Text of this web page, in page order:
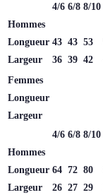
4/6 6/8 8/10
Hommes
Longueur 43 43 53
Largeur
36 39 42
Femmes
Longueur
Largeur
4/6 6/8 8/10
Hommes
Longueur 64 72 80
Largeur
26 27 29